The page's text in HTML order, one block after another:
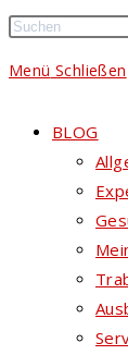
Suche
Menü Schließen
BLOG